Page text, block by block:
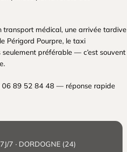
transport médical, une arrivée tardive
Périgord Pourpre, le taxi
seulement préférable — c’est souvent
06 89 52 84 48 — réponse rapide
7 · DORDOGNE (24)